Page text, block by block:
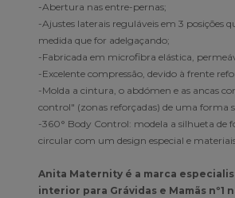
-Abertura nas entre-pernas;
-Ajustes laterais reguláveis em 3 posições
medida que for adelgaçando;
-Fabricada em microfibra elástica,
-Excelente compressão, devido à frente
-Molda a cintura, o abdómen e as ancas
control" (zonas reforçadas) de uma forma
-360° Body Control: modela a silhueta de
circular com um design especial e
Anita Maternity é a marca
interior para Grávidas e Mamãs nº1